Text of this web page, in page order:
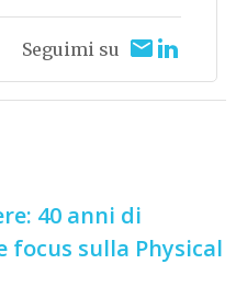
Seguimi su
40 anni di
focus sulla Physical